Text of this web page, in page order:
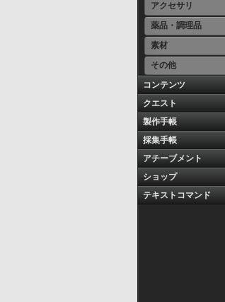
アクセサリ
薬品・調理品
素材
その他
コンテンツ
クエスト
製作手帳
採集手帳
アチーブメント
ショップ
テキストコマンド